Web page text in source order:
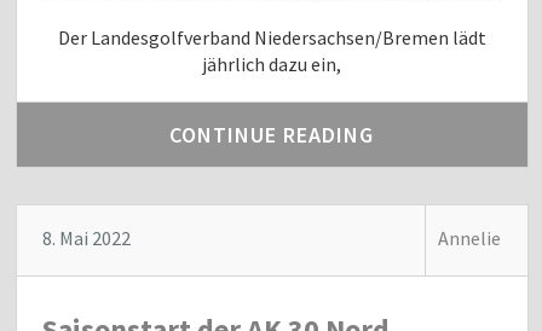
Der Landesgolfverband Niedersachsen/Bremen lädt
jährlich dazu ein,
CONTINUE READING
8. Mai 2022 Annelie